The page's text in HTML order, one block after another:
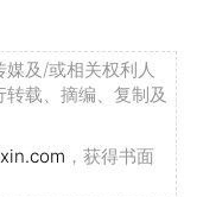
及/或相关权利人
载、摘编、复制及
，获得书面